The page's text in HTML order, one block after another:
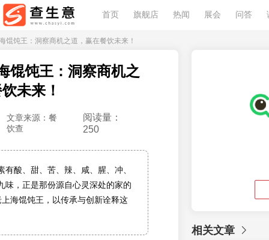
首页 旗舰店 热闻 展会 问答
馄饨王：洞察商机之道，赢在餐饮未来！
馄饨王：洞察商机之
未来！
文章来源：餐
饮查
阅读量：
250
有酸、甜、苦、辣、咸、腥、冲、
味，正是那份源自心灵深处的家的
海馄饨王，以传承与创新诠释这
相关文章